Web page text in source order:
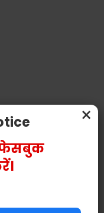
×
फेसबुक